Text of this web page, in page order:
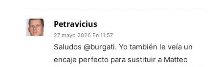
Petravicius
27 mayo 2026 En 11:57
Saludos @burgati. Yo también le veía un
encaje perfecto para sustituir a Matteo